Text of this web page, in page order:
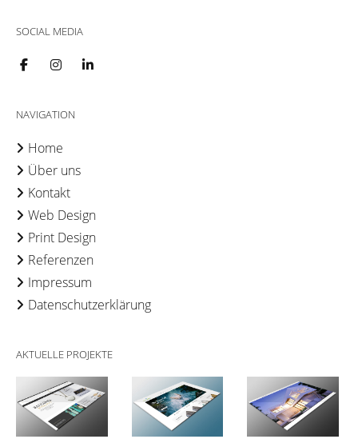
SOCIAL MEDIA
NAVIGATION
Home
Über uns
Kontakt
Web Design
Print Design
Referenzen
Impressum
Datenschutzerklärung
AKTUELLE PROJEKTE